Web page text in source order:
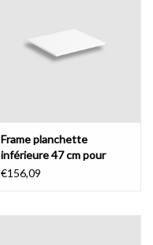
Frame planchette
inférieure 47 cm pour
(New) Wash Me
€156,09